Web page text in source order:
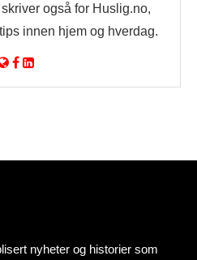
også for Huslig.no,
innen hjem og hverdag.
nyheter og historier som